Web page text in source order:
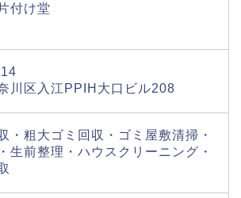
付け堂
川区入江PPIH大口ビル208
・粗大ゴミ回収・ゴミ屋敷清掃・
生前整理・ハウスクリーニング・